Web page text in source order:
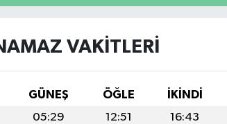
VAKITLERI
GÜNEŞ ÖĞLE İKINDI
05:29 12:51 16:43